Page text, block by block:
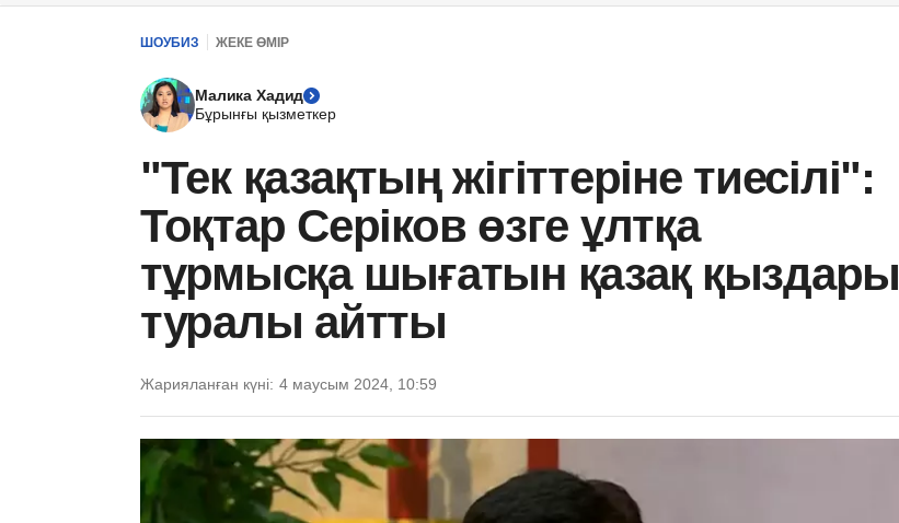
ШОУБИЗ ЖЕКЕ ӨМІР
Малика Хадид
Бұрынғы қызметкер
"Тек қазақтың жігіттеріне тиесілі":
Тоқтар Серіков өзге ұлтқа
тұрмысқа шығатын қазақ қыздары
туралы айтты
Жарияланған күні: 4 маусым 2024, 10:59